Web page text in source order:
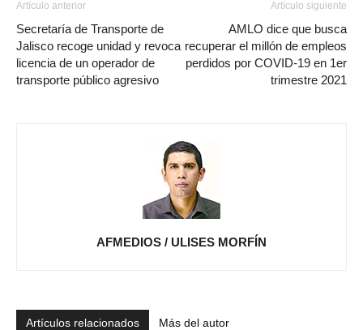
Artículo anterior
Secretaría de Transporte de
Jalisco recoge unidad y revoca
licencia de un operador de
transporte público agresivo
Artículo siguiente
AMLO dice que busca
recuperar el millón de empleos
perdidos por COVID-19 en 1er
trimestre 2021
AFMEDIOS / ULISES MORFÍN
Artículos relacionados Más del autor